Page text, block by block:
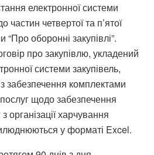
електронної системи
частин четвертої та п’ятої
“Про оборонні закупівлі”.
про закупівлю, укладений
системи закупівель,
забезпечення комплектами
щодо забезпечення
організації харчування
у форматі Excel.